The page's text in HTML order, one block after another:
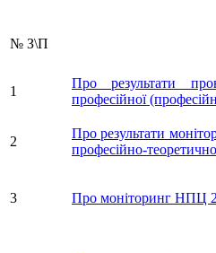
№ З\П
1
Про результати
професійної
2
Про результати
професійно-
3 Про моніторинг НПЦ